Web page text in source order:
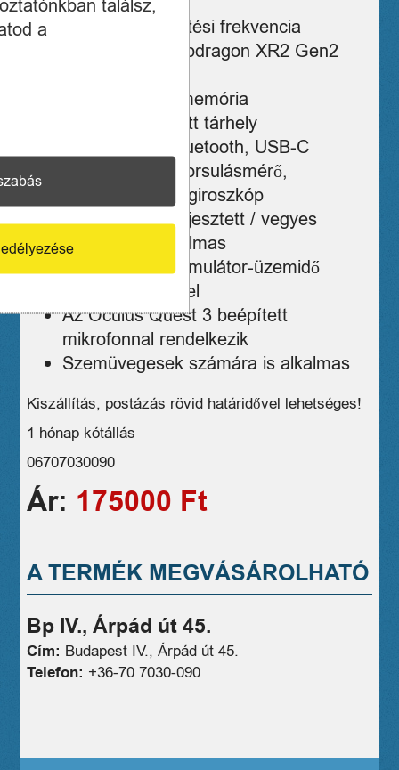
120 Hz-es frissítési frekvencia
Qualcomm Snapdragon XR2 Gen2
8 GB operatív memória
512 GB beépített tárhely
Csatlakozás: Bluetooth, USB-C
Szenzorok – gyorsulásmérő,
magnetométer, giroszkóp
Virtuális és kiterjesztett / vegyes
valósághoz alkalmas
Akár 3 óra akkumulátor-üzemidő
egyetlen töltéssel
Az Oculus Quest 3 beépített
mikrofonnal rendelkezik
Szemüvegesek számára is alkalmas
Kiszállítás, postázás rövid határidővel lehetséges!
1 hónap kótállás
06707030090
Ár: 175000 Ft
A TERMÉK MEGVÁSÁROLHATÓ
Bp IV., Árpád út 45.
Cím: Budapest IV., Árpád út 45.
Telefon: +36-70 7030-090
találsz,
a